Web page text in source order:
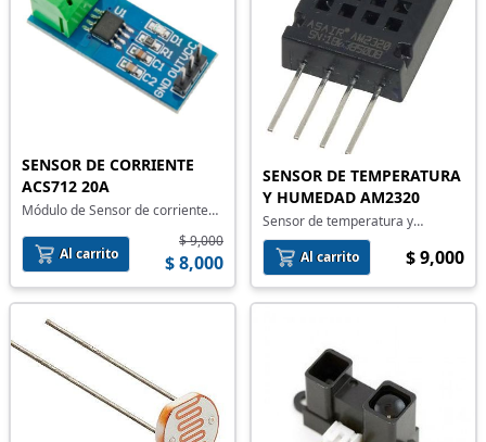
SENSOR DE CORRIENTE
ACS712 20A
Módulo de Sensor de corriente
Al carrito
$ 9,000
$ 8,000
SENSOR DE TEMPERATURA
Y HUMEDAD AM2320
Sensor de temperatura y
humedad AM2320
Al carrito
$ 9,000